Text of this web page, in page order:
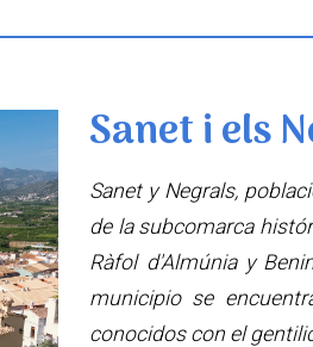
Sanet i els
Sanet y Negrals,
de la subcomarca
Ràfol d'Almúnia y
municipio se
conocidos con el